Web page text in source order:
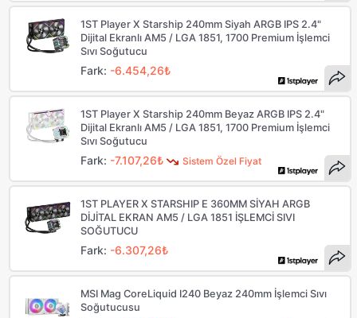
1ST Player X Starship 240mm Siyah ARGB IPS 2.4"
Dijital Ekranlı AM5 / LGA 1851, 1700 Premium İşlemci
Sıvı Soğutucu
Fark: -6.454,26₺
Sistem Özel Fiyat
1ST Player X Starship 240mm Beyaz ARGB IPS 2.4"
Dijital Ekranlı AM5 / LGA 1851, 1700 Premium İşlemci
Sıvı Soğutucu
Fark: -7.107,26₺
1ST PLAYER X STARSHIP E 360MM SİYAH ARGB
DİJİTAL EKRAN AM5 / LGA 1851 İŞLEMCİ SIVI
SOĞUTUCU
Fark: -6.307,26₺
MSI Mag CoreLiquid I240 Beyaz 240mm İşlemci Sıvı
Soğutucusu